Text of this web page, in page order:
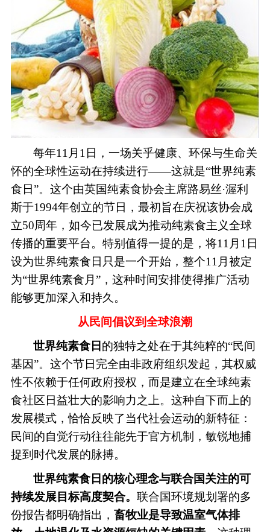
每年11月1日，一场关乎健康、环保与生命关
怀的全球性运动在持续进行——这就是“世界纯素
食日”。这个由英国纯素食协会主席路易丝·渥利
斯于1994年创立的节日，最初旨在庆祝该协会成
立50周年，如今已发展成为推动纯素食主义全球
传播的重要平台。特别值得一提的是，将11月1日
设为世界纯素食日只是一个开始，整个11月被定
为“世界纯素食月”，这种时间安排使得推广活动
能够更加深入和持久。
从民间倡议到全球浪潮
世界纯素食日 的独特之处在于其纯粹的“民间
基因”。这个节日完全由非政府组织发起，其权威
性不依赖于任何政府授权，而是建立在全球纯素
食社区日益壮大的影响力之上。这种自下而上的
发展模式，恰恰反映了当代社会运动的新特征：
民间的自觉行动往往能先于官方机制，敏锐地捕
捉到时代发展的脉搏。
世界纯素食日的核心理念与联合国关注的可
持续发展目标高度契合。 联合国环境规划署的多
份报告都明确指出， 畜牧业是导致温室气体排